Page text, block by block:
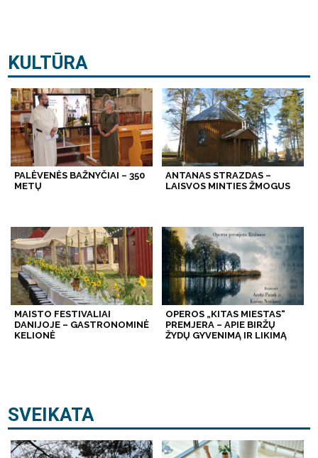
KULTŪRA
PALĖVENĖS BAŽNYČIAI – 350
METŲ
ANTANAS STRAZDAS –
LAISVOS MINTIES ŽMOGUS
MAISTO FESTIVALIAI
DANIJOJE – GASTRONOMINĖ
KELIONĖ
OPEROS „KITAS MIESTAS“
PREMJERA – APIE BIRŽŲ
ŽYDŲ GYVENIMĄ IR LIKIMĄ
SVEIKATA